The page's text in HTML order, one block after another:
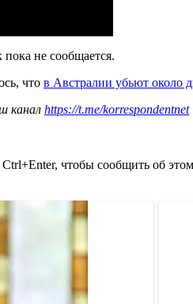
не сообщается.
что в Австралии убьют около
канал https://t.me/korrespondentnet
чтобы сообщить об